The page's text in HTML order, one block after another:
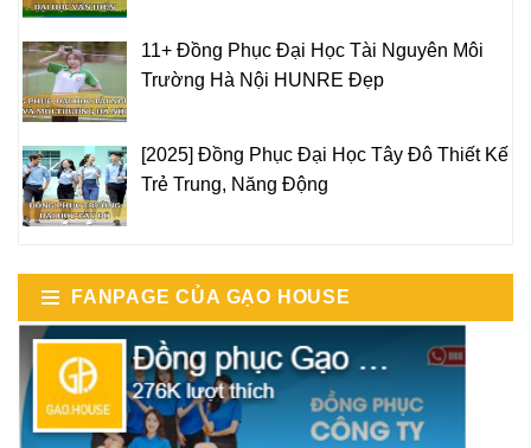
11+ Đồng Phục Đại Học Tài Nguyên Môi
Trường Hà Nội HUNRE Đẹp
[2025] Đồng Phục Đại Học Tây Đô Thiết Kế
Trẻ Trung, Năng Động
FANPAGE CỦA GẠO HOUSE